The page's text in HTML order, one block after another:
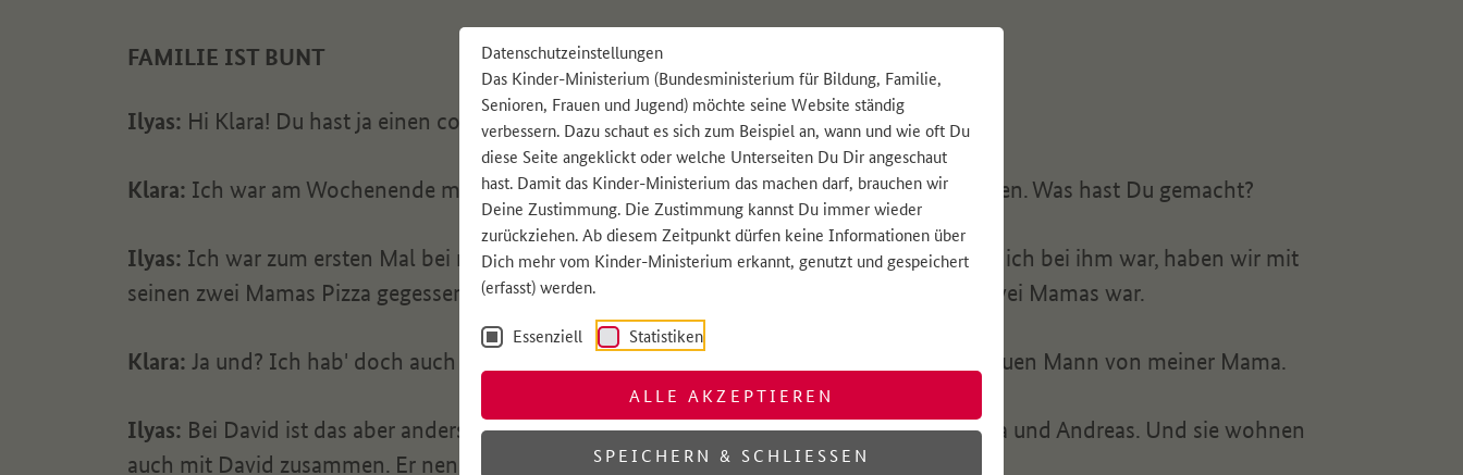
Datenschutzeinstellungen
Das Kinder-Ministerium (Bundesministerium für Bildung, Familie,
Senioren, Frauen und Jugend) möchte seine Website ständig
verbessern. Dazu schaut es sich zum Beispiel an, wann und wie oft Du
diese Seite angeklickt oder welche Unterseiten Du Dir angeschaut
hast. Damit das Kinder-Ministerium das machen darf, brauchen wir
Deine Zustimmung. Die Zustimmung kannst Du immer wieder
zurückziehen. Ab diesem Zeitpunkt dürfen keine Informationen über
Dich mehr vom Kinder-Ministerium erkannt, genutzt und gespeichert
(erfasst) werden.
Essenziell Statistiken
ALLE AKZEPTIEREN
SPEICHERN & SCHLIESSEN
FAMILIE IST BUNT
Ilyas: Hi Klara! Du hast ja einen coolen Pulli an. Wo hast Du den denn her?
Klara: Ich war am Wochenende mit meinem Papa einkaufen und da hab' ich ihn bekommen. Was hast Du gemacht?
Ilyas: Ich war zum ersten Mal bei meinem neuen Freund David. Wir skaten zusammen. Als ich bei ihm war, haben wir mit
seinen zwei Mamas Pizza gegessen. Es war das erste Mal, dass ich bei einem Freund mit zwei Mamas war.
Klara: Ja und? Ich hab' doch auch zwei Papas. Meinen richtigen Papa und Andreas, den neuen Mann von meiner Mama.
Ilyas: Bei David ist das aber anders. Seine beiden Mamas sind ein Paar. So wie Deine Mama und Andreas. Und sie wohnen
auch mit David zusammen. Er nennt die eine Mama und die andere Mum.